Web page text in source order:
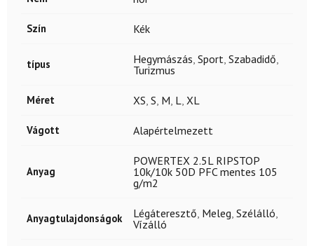
Szín Kék
típus Hegymászás Sport Szabadidő
Turizmus
Méret XS S M L XL
Vágott Alapértelmezett
Anyag
POWERTEX 2.5L RIPSTOP
10k/10k 50D PFC mentes 105
g/m2
Anyagtulajdonságok Légáteresztő Meleg Szélálló
Vízálló